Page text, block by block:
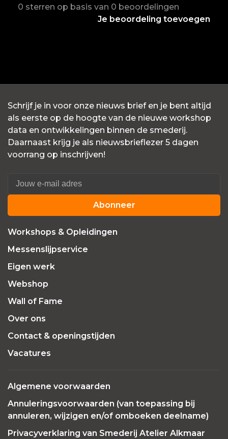
0 sterren op basis van 0 beoordelingen
Je beoordeling toevoegen
Schrijf je in voor onze nieuws brief en je bent altijd
als eerste op de hoogte van de nieuwe workshop
data en ontwikkelingen binnen de smederij.
Daarnaast krijg je als nieuwsbrieflezer 5 dagen
voorrang op inschrijven!
Abonneer
Workshops & Opleidingen
Messenslijpservice
Eigen werk
Webshop
Wall of Fame
Over ons
Contact & openingstijden
Vacatures
Algemene voorwaarden
Annuleringsvoorwaarden (van toepassing bij
annuleren, wijzigen en/of omboeken deelname)
Privacyverklaring van Smederij Atelier Alkmaar